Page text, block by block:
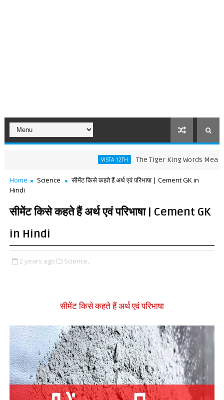
The Tiger King Words Meaning and
Home Science
सीमेंट किसे कहते हैं अर्थ एवं परिभाषा | Cement GK in
Hindi
सीमेंट किसे कहते हैं अर्थ एवं परिभाषा | Cement GK
in Hindi
2 years ago Science,
सीमेंट किसे कहते हैं अर्थ एवं परिभाषा